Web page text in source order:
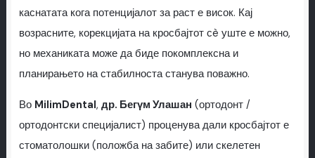
каснатата кога потенцијалот за раст е висок. Кај
возрасните, корекцијата на кросбајтот сè уште е можно,
но механиката може да биде покомплексна и
планирањето на стабилноста станува поважно.
Во MilimDental, др. Бегүм Улашан (ортодонт /
ортодонтски специјалист) проценува дали кросбајтот е
стоматолошки (положба на забите) или скелетен